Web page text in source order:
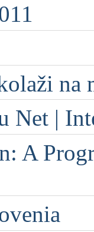
na
Net |
A